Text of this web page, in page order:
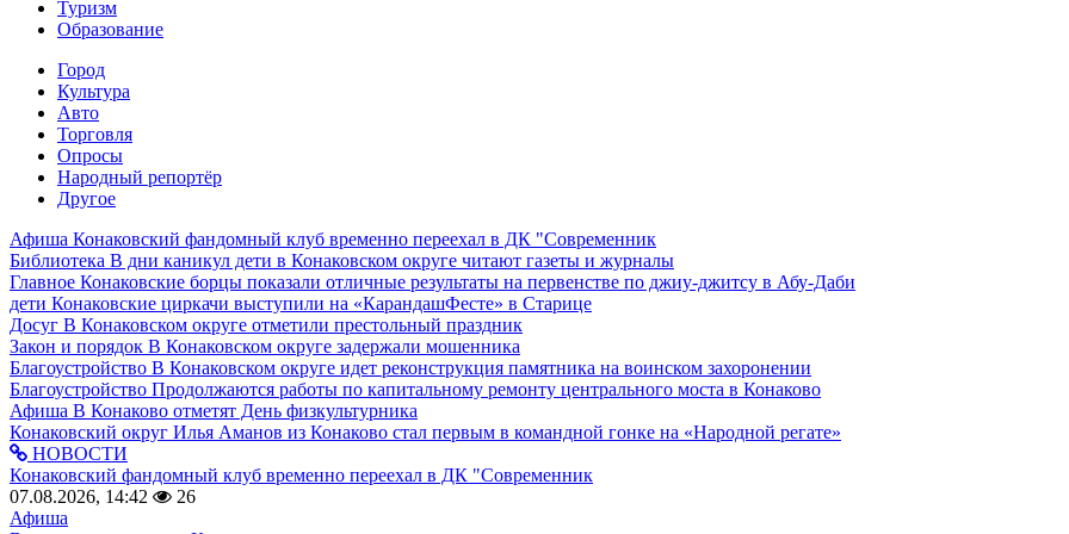
Туризм
Образование
Город
Культура
Авто
Торговля
Опросы
Народный репортёр
Другое
Афиша Конаковский фандомный клуб временно переехал в ДК "Современник
Библиотека В дни каникул дети в Конаковском округе читают газеты и журналы
Главное Конаковские борцы показали отличные результаты на первенстве по джиу-джитсу в Абу-Даби
дети Конаковские циркачи выступили на «КарандашФесте» в Старице
Досуг В Конаковском округе отметили престольный праздник
Закон и порядок В Конаковском округе задержали мошенника
Благоустройство В Конаковском округе идет реконструкция памятника на воинском захоронении
Благоустройство Продолжаются работы по капитальному ремонту центрального моста в Конаково
Афиша В Конаково отметят День физкультурника
Конаковский округ Илья Аманов из Конаково стал первым в командной гонке на «Народной регате»
НОВОСТИ
Конаковский фандомный клуб временно переехал в ДК "Современник
07.08.2026, 14:42
26
Афиша